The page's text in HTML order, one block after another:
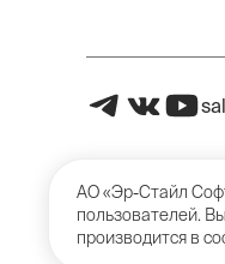
АО «Эр-Стайл
пользователей.
производится в